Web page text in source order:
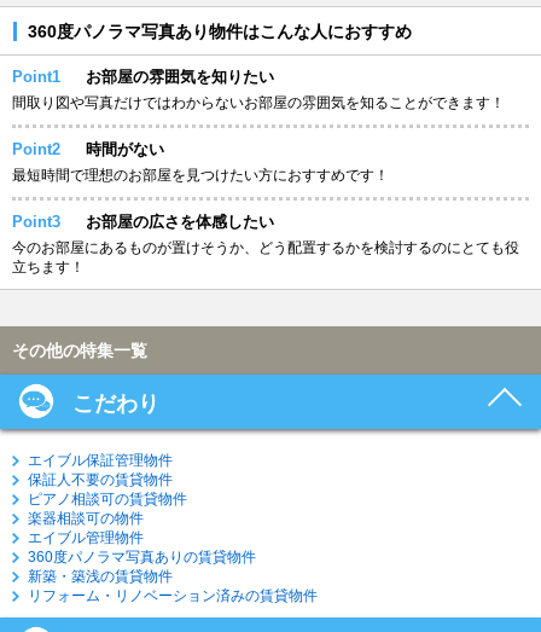
360度パノラマ写真あり物件はこんな人におすすめ
Point1 お部屋の雰囲気を知りたい
間取り図や写真だけではわからないお部屋の雰囲気を知ることができます！
Point2 時間がない
最短時間で理想のお部屋を見つけたい方におすすめです！
Point3 お部屋の広さを体感したい
今のお部屋にあるものが置けそうか、どう配置するかを検討するのにとても役
立ちます！
その他の特集一覧
こだわり
エイブル保証管理物件
保証人不要の賃貸物件
ピアノ相談可の賃貸物件
楽器相談可の物件
エイブル管理物件
360度パノラマ写真ありの賃貸物件
新築・築浅の賃貸物件
リフォーム・リノベーション済みの賃貸物件